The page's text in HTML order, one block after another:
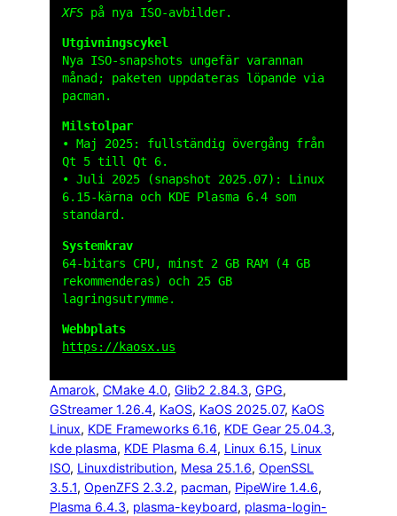
XFS på nya ISO-avbilder.
Utgivnings­cykel
Nya ISO-snapshots ungefär varannan
månad; paketen uppdateras löpande via
pacman.
Milstolpar
• Maj 2025: fullständig övergång från
Qt 5 till Qt 6.
• Juli 2025 (snapshot 2025.07): Linux
6.15-kärna och KDE Plasma 6.4 som
standard.
Systemkrav
64-bitars CPU, minst 2 GB RAM (4 GB
rekommenderas) och 25 GB
lagringsutrymme.
Webbplats
https://kaosx.us
Amarok, CMake 4.0, Glib2 2.84.3, GPG
GStreamer 1.26.4, KaOS, KaOS 2025.07, KaOS
Linux, KDE Frameworks 6.16, KDE Gear 25.04.3
kde plasma, KDE Plasma 6.4, Linux 6.15, Linux
ISO, Linuxdistribution, Mesa 25.1.6, OpenSSL
3.5.1, OpenZFS 2.3.2, pacman, PipeWire 1.4.6
Plasma 6.4.3, plasma-keyboard, plasma-login-